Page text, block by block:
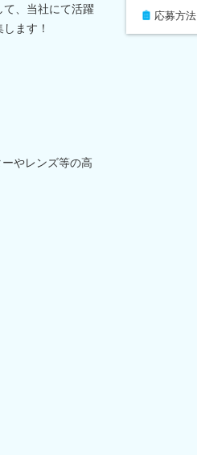
、当社にて活躍
ます！
やレンズ等の高
応募方法